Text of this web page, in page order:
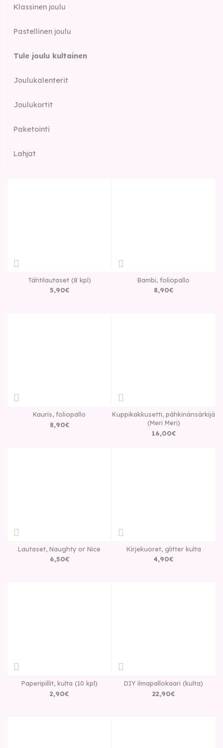
Klassinen joulu
Pastellinen joulu
Tule joulu kultainen
Joulukalenterit
Joulukortit
Paketointi
Lahjat
Tähtilautaset (8 kpl)
5,90€
Bambi, foliopallo
8,90€
Kauris, foliopallo
8,90€
Kuppikakkusetti, pähkinänsärkijä
(Meri Meri)
16,00€
Lautaset, Naughty or Nice
6,50€
Kirjekuoret, glitter kulta
4,90€
Paperipillit, kulta (10 kpl)
2,90€
DIY ilmapallokaari (kulta)
22,90€